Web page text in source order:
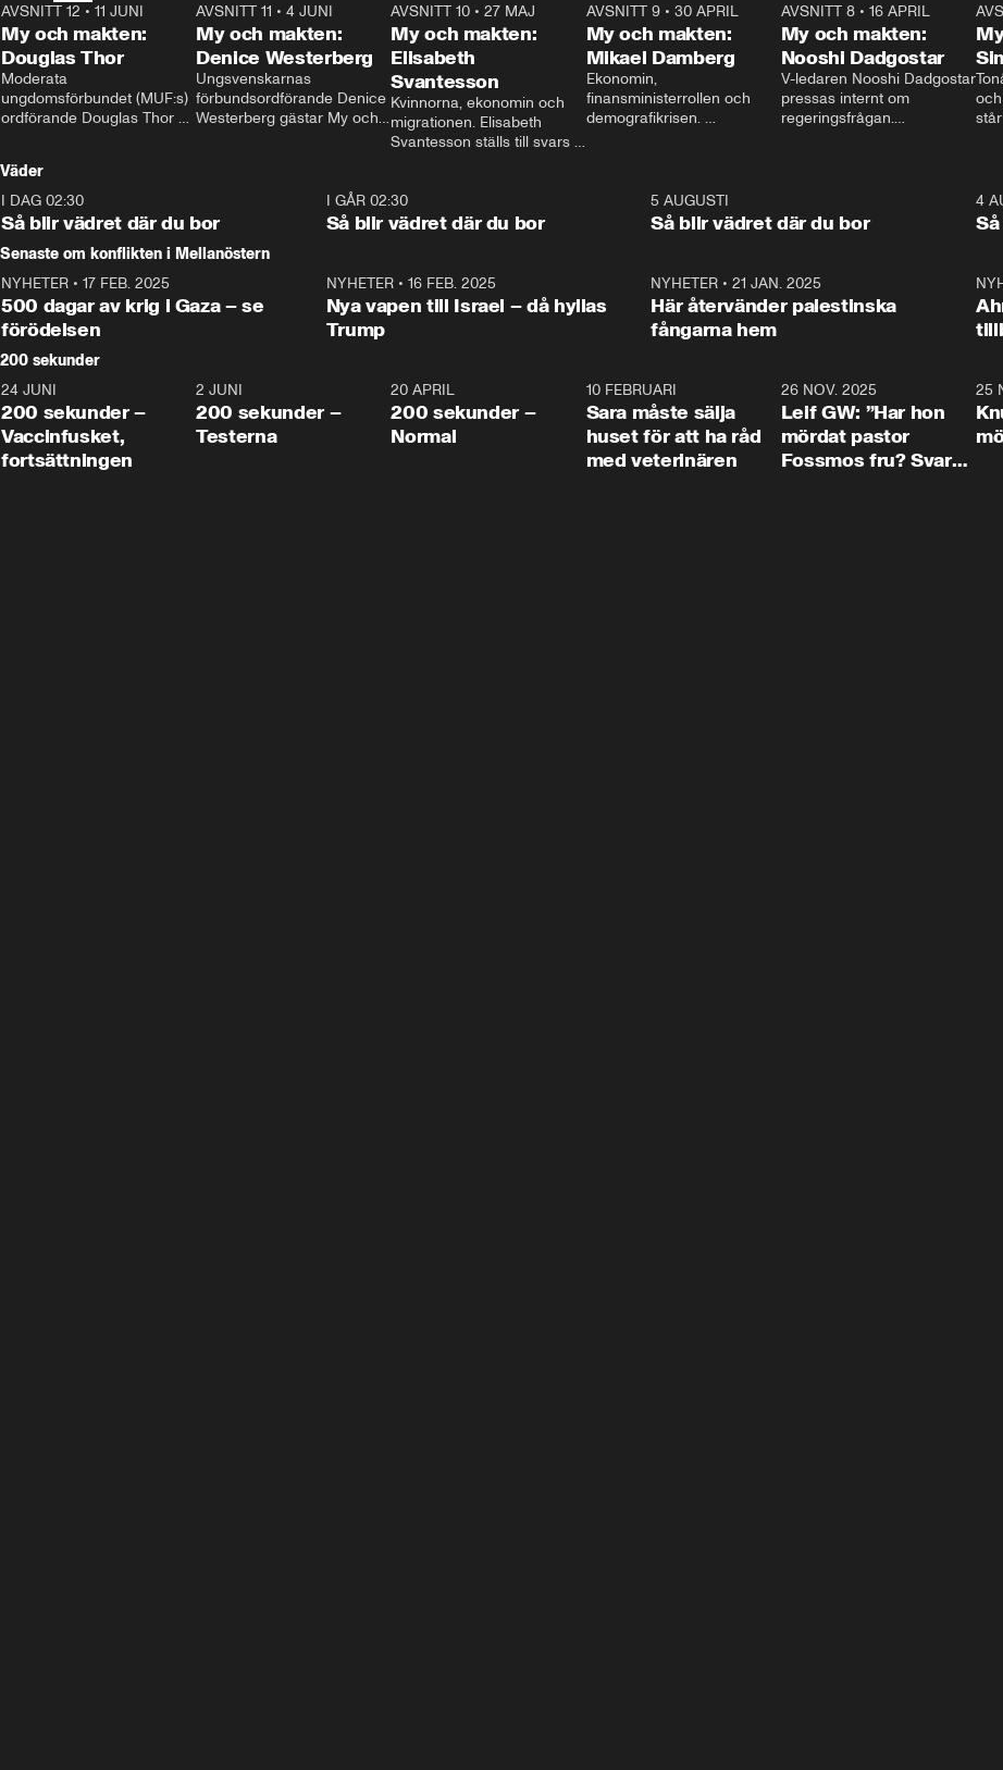
26:27
AVSNITT 12 • 11 JUNI
My och makten:
Douglas Thor
Moderata
ungdomsförbundet (MUF:s)
ordförande Douglas Thor
tonårsutvisningarna och hur
Moderaterna ska locka
väljare till valet i höst.
23:40
AVSNITT 11 •4 JUNI
My och makten:
Denice Westerberg
Ungsvenskarnas
förbundsordförande Denice
Westerberg gästar My och
AVSNITT 10 •27 MAJ
My och makten:
Elisabeth
Svantesson
Kvinnorna, ekonomin och
migrationen. Elisabeth
Svantesson ställs till svars
AVSNITT 9• 30 APRIL
My och makten:
Mikael Damberg
Ekonomin,
finansministerrollen och
demografikrisen.
och Makten.
AVSNITT 8• 16 APRIL
My och makten:
Nooshi Dadgostar
V-ledaren Nooshi Dadgostar
pressas internt om
regeringsfrågan.
– Vi ställer upp i val. Ska vi
vara med så sitter vi förstås
Väder
I DAG 02:30
Så blir vädret där du bor
1:06
I GÅR 02:30
Så blir vädret där du bor
5 AUGUSTI
Så blir vädret där du bor
4
Senaste om konflikten i Mellanöstern
NYHETER • 17 FEB. 2025
500 dagar av krig i Gaza – se
förödelsen
NYHETER• 16 FEB. 2025
Nya vapen till Israel – då hyllas
Trump
NYHETER •21 JAN. 2025
Här återvänder palestinska
fångarna hem
200 sekunder
5:00
24 JUNI
200 sekunder –
Vaccinfusket,
fortsättningen
4:23
2 JUNI
200 sekunder –
Testerna
20 APRIL
200 sekunder –
Normal
10 FEBRUARI
Sara måste sälja
huset för att ha råd
med veterinären
26 NOV. 2025
Leif GW: ”Har hon
mördat pastor
Fossmos fru? Svar
25